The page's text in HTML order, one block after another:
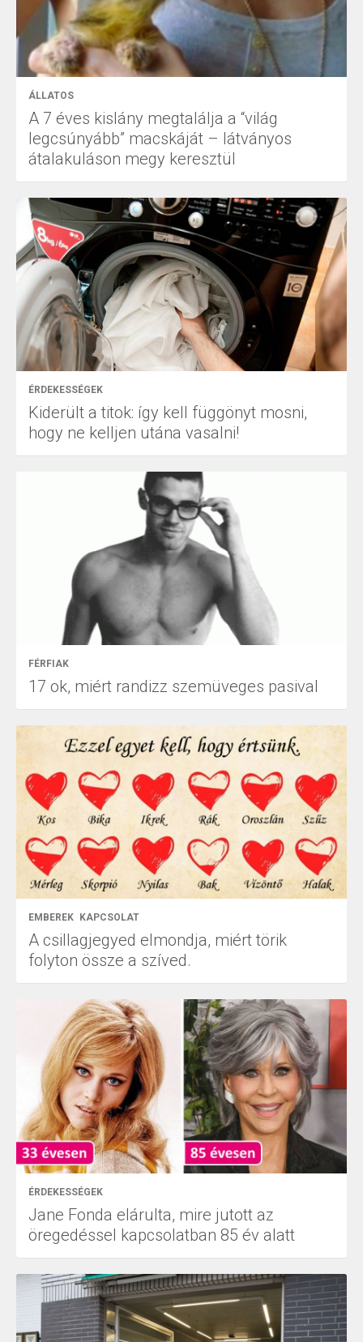
ÁLLATOS
A 7 éves kislány megtalálja a “világ
legcsúnyább” macskáját – látványos
átalakuláson megy keresztül
ÉRDEKESSÉGEK
Kiderült a titok: így kell függönyt mosni,
hogy ne kelljen utána vasalni!
FÉRFIAK
17 ok, miért randizz szemüveges pasival
EMBEREK KAPCSOLAT
A csillagjegyed elmondja, miért törik
folyton össze a szíved.
ÉRDEKESSÉGEK
Jane Fonda elárulta, mire jutott az
öregedéssel kapcsolatban 85 év alatt